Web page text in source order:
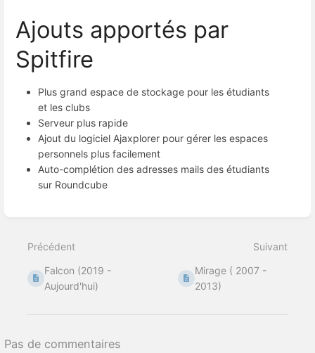
Ajouts apportés par
Spitfire
Plus grand espace de stockage pour les étudiants
et les clubs
Serveur plus rapide
Ajout du logiciel Ajaxplorer pour gérer les espaces
personnels plus facilement
Auto-complétion des adresses mails des étudiants
sur Roundcube
de
de
section
Précédent
Falcon (2019 -
Aujourd'hui)
Suivant
Mirage ( 2007 -
2013)
Pas de commentaires